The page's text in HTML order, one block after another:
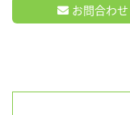
お問合わせ